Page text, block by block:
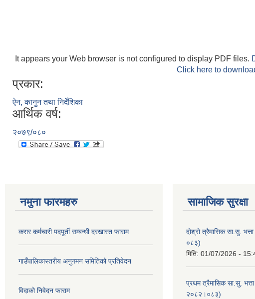
It appears your Web browser is not configured to display PDF files.
Click here to
प्रकार:
ऐन, कानुन तथा निर्देशिका
आर्थिक वर्ष:
२०७९/०८०
नमुना फारमहरु
करार कर्मचारी पदपूर्ती सम्बन्धी दरखास्त फाराम
गाउँपालिकास्तरीय अनुगमन समितिको प्रतिवेदन
विदाको निवेदन फाराम
सामाजिक सुरक्षा
दोश्रो त्रैमासिक सा.सु.
०८३)
मिति: 01/07/2026 -
प्रथम त्रैमासिक सा.सु.
२०८२।०८३)